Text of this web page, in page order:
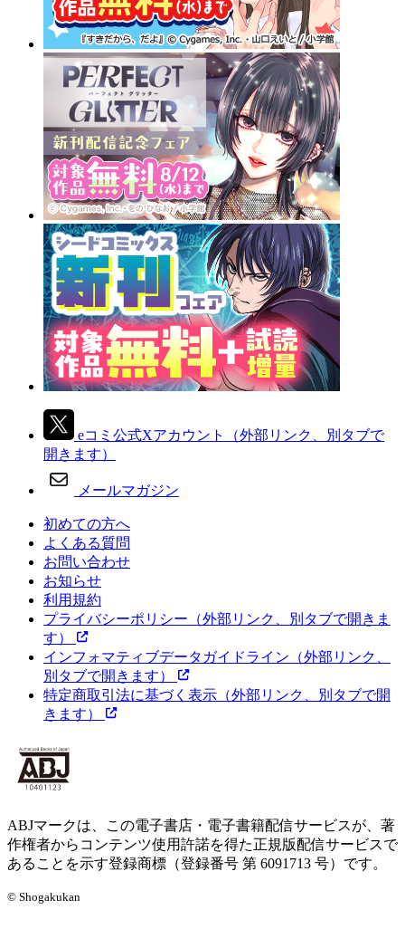
eコミ公式Xアカウント
（外部リンク、別タブで
開きます）
メールマガジン
初めての方へ
よくある質問
お問い合わせ
お知らせ
利用規約
プライバシーポリシー （外部リンク、別タブで開きま
す）
インフォマティブデータガイドライン （外部リンク、
別タブで開きます）
特定商取引法に基づく表示 （外部リンク、別タブで開
きます）
ABJマークは、この電子書店・電子書籍配信サービスが、著
作権者からコンテンツ使用許諾を得た正規版配信サービスで
あることを示す登録商標（登録番号 第 6091713 号）です。
© Shogakukan